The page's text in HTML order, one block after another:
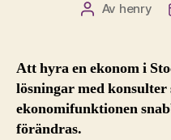
Av henry
Att hyra en ekonom i
lösningar med
ekonomifunktionen
förändras.